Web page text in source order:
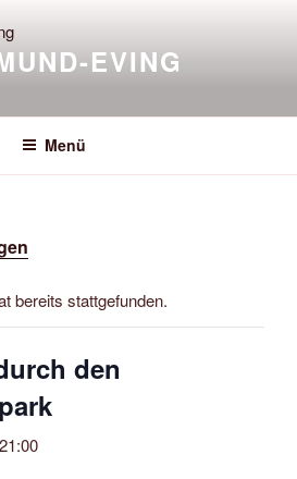
EVING
Menü
bereits stattgefunden.
den
21:00